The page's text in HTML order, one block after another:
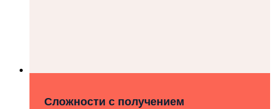
Сложности с получением